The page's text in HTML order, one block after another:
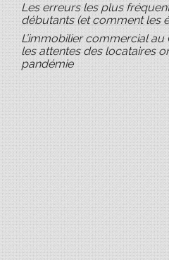
Les erreurs les plus
débutants (et comment les
L’immobilier commercial
les attentes des locataires
pandémie